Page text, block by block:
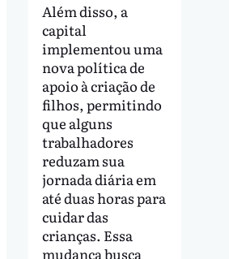
Além disso, a
capital
implementou uma
nova política de
apoio à criação de
filhos, permitindo
que alguns
trabalhadores
reduzam sua
jornada diária em
até duas horas para
cuidar das
crianças. Essa
mudança busca